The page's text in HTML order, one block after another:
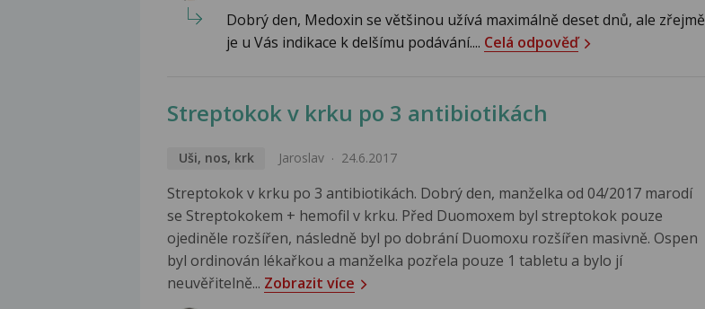
Dobrý den, Medoxin se většinou užívá maximálně deset dnů, ale zřejmě
je u Vás indikace k delšímu podávání.... Celá odpověď
Streptokok v krku po 3 antibiotikách
Uši, nos, krk Jaroslav 24.6.2017
Streptokok v krku po 3 antibiotikách. Dobrý den, manželka od 04/2017 marodí
se Streptokokem + hemofil v krku. Před Duomoxem byl streptokok pouze
ojediněle rozšířen, následně byl po dobrání Duomoxu rozšířen masivně. Ospen
byl ordinován lékařkou a manželka pozřela pouze 1 tabletu a bylo jí
neuvěřitelně... Zobrazit více